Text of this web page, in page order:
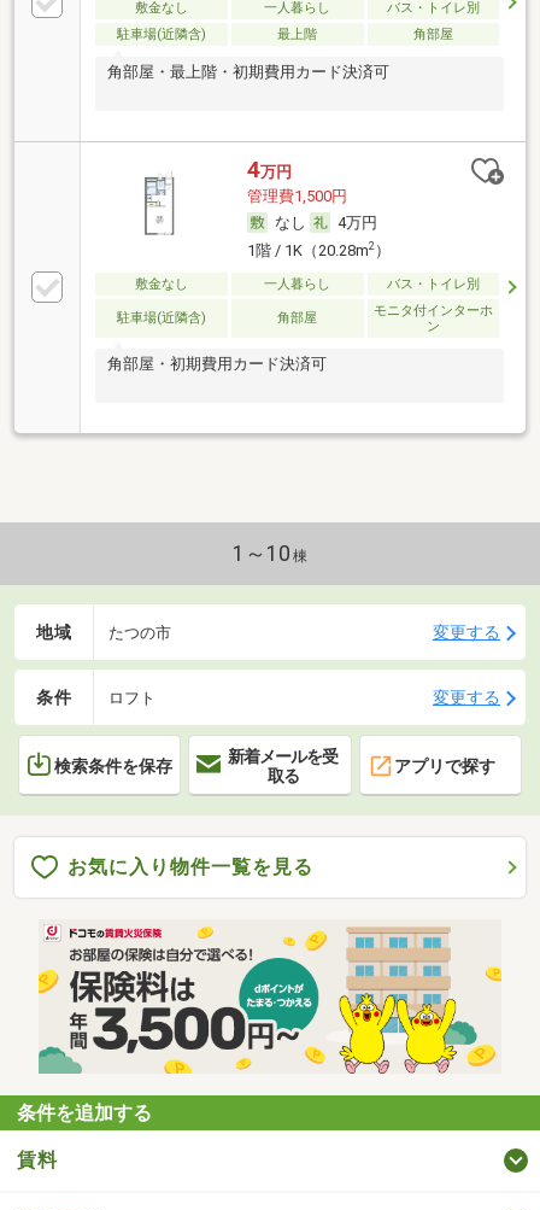
敷金なし 一人暮らし
バス・トイレ別
駐車場(近隣含)
最上階 角部屋
角部屋・最上階・初期費用カード決済可
4万円
管理費1,500円
なし
4万円
1階 / 1K（20.28m2）
敷金なし 一人暮らし バス・トイレ別
駐車場(近隣含) 角部屋
モニタ付インターホ
ン
角部屋・初期費用カード決済可
1～10 棟
地域 たつの市 変更する
条件 ロフト 変更する
検索条件を保存
新着メールを受
取る
アプリで探す
お気に入り物件一覧を見る
条件を追加する
賃料